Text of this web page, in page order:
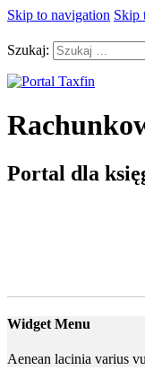
Skip to navigation Skip
Szukaj:
Portal dla
Widget Menu
Aenean lacinia varius